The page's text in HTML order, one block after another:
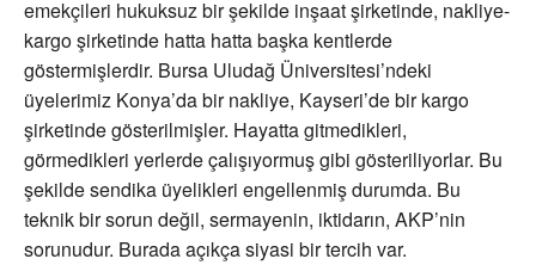
emekçileri hukuksuz bir şekilde inşaat şirketinde, nakliye-
kargo şirketinde hatta hatta başka kentlerde
göstermişlerdir. Bursa Uludağ Üniversitesi’ndeki
üyelerimiz Konya’da bir nakliye, Kayseri’de bir kargo
şirketinde gösterilmişler. Hayatta gitmedikleri,
görmedikleri yerlerde çalışıyormuş gibi gösteriliyorlar. Bu
şekilde sendika üyelikleri engellenmiş durumda. Bu
teknik bir sorun değil, sermayenin, iktidarın, AKP’nin
sorunudur. Burada açıkça siyasi bir tercih var.